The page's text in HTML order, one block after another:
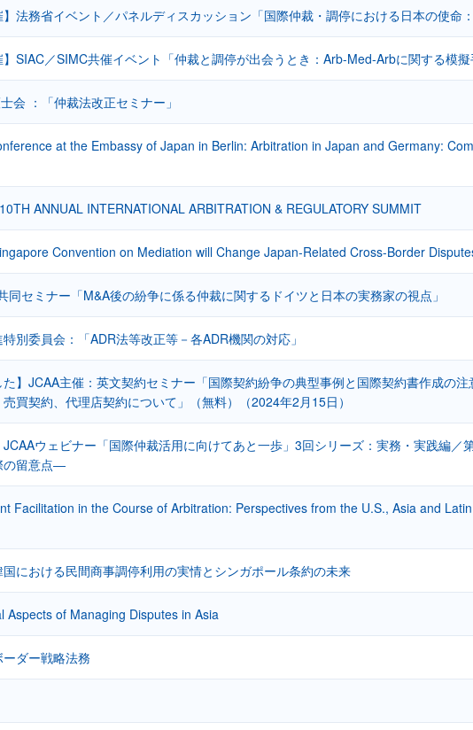
】法務省イベント／パネルディスカッション「国際仲裁・調停における日本の使命
】SIAC／SIMC共催イベント「仲裁と調停が出会うとき：Arb-Med-Arbに関する模擬
会 ：「仲裁法改正セミナー」
at the Embassy of Japan in Berlin: Arbitration in Japan and Germany:
ANNUAL INTERNATIONAL ARBITRATION & REGULATORY SUMMIT
Convention on Mediation will Change Japan-Related Cross-Border
同セミナー「M&A後の紛争に係る仲裁に関するドイツと日本の実務家の視点」
別委員会：「ADR法等改正等－各ADR機関の対応」
た】JCAA主催：英文契約セミナー「国際契約紛争の典型事例と国際契約書作成の
買契約、代理店契約について」（無料）（2024年2月15日）
JCAAウェビナー「国際仲裁活用に向けてあと一歩」3回シリーズ：実務・実践編／
の留意点―
Facilitation in the Course of Arbitration: Perspectives from the U.S., Asia and
における民間商事調停利用の実情とシンガポール条約の未来
Aspects of Managing Disputes in Asia
ダー戦略法務